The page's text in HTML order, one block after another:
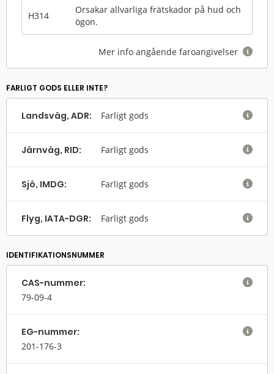
H314
Orsakar allvarliga frätskador på hud och
ögon.
Mer info angående faroangivelser 
FARLIGT GODS ELLER INTE?
Landsväg, ADR: Farligt gods 
Järnväg, RID: Farligt gods 
Sjö, IMDG: Farligt gods 
Flyg, IATA-DGR: Farligt gods 
IDENTIFIKATIONSNUMMER
CAS-nummer:
79-09-4

EG-nummer:
201-176-3
